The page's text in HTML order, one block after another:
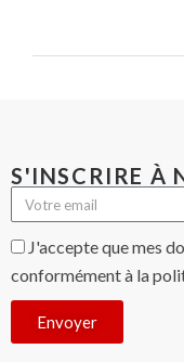
S'INSCRIRE À
J'accepte que mes
conformément à la
Envoyer